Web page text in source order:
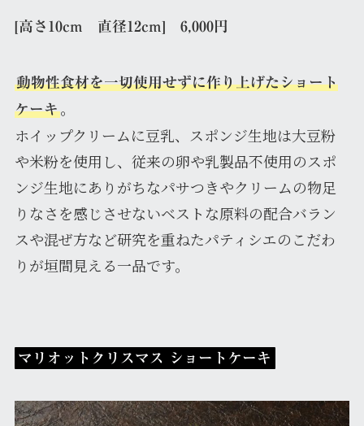
[高さ10cm 直径12cm] 6,000円
動物性食材を一切使用せずに作り上げたショート
ケーキ。
ホイップクリームに豆乳、スポンジ生地は大豆粉
や米粉を使用し、従来の卵や乳製品不使用のスポ
ンジ生地にありがちなパサつきやクリームの物足
りなさを感じさせないベストな原料の配合バラン
スや混ぜ方など研究を重ねたパティシエのこだわ
りが垣間見える一品です。
マリオットクリスマス ショートケーキ